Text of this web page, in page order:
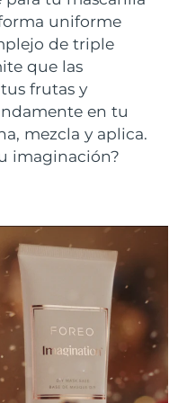
uniforme
de triple
que las
frutas y
en tu
mezcla y aplica.
imaginación?
Entrega prevista8/12/26
Entrega prevista
Entrega prevista 8/11/26
Entrega prevista 8/13/26
Entrega prevista 8/8/26
Entrega prevista 8/8/26
Entrega prevista8/9/26
Entrega prevista 8/8/26